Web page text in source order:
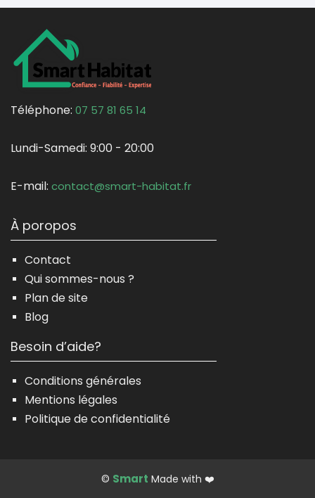
Téléphone: 07 57 81 65 14
Lundi-Samedi: 9:00 - 20:00
E-mail: contact@smart-habitat.fr
À poropos
Contact
Qui sommes-nous ?
Plan de site
Blog
Besoin d’aide?
Conditions générales
Mentions légales
Politique de confidentialité
© Smart Made with ❤️